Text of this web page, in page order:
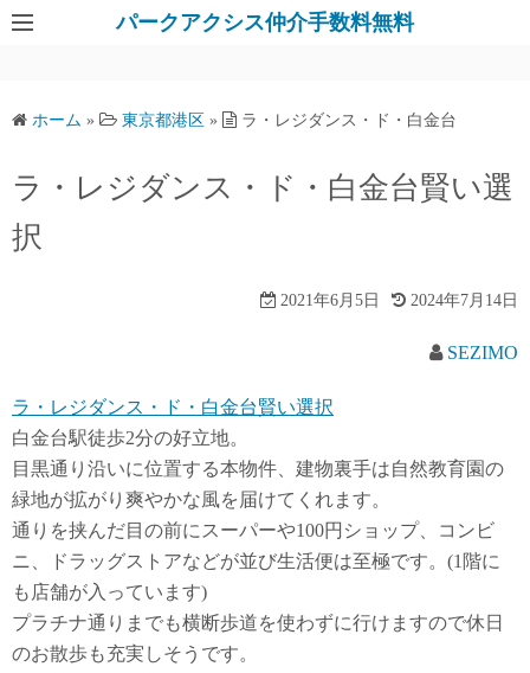
パークアクシス仲介手数料無料
ホーム » 東京都港区 » ラ・レジダンス・ド・白金台
ラ・レジダンス・ド・白金台賢い選
択
2021年6月5日 2024年7月14日
SEZIMO
ラ・レジダンス・ド・白金台賢い選択
白金台駅徒歩2分の好立地。
目黒通り沿いに位置する本物件、建物裏手は自然教育園の
緑地が拡がり爽やかな風を届けてくれます。
通りを挟んだ目の前にスーパーや100円ショップ、コンビ
ニ、ドラッグストアなどが並び生活便は至極です。(1階に
も店舗が入っています)
プラチナ通りまでも横断歩道を使わずに行けますので休日
のお散歩も充実しそうです。